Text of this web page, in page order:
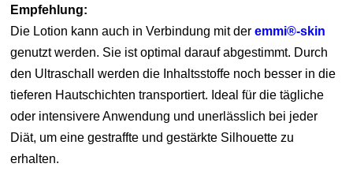
Empfehlung:
Die Lotion kann auch in Verbindung mit deremmi®-skin
genutzt werden. Sie ist optimal darauf abgestimmt. Durch
den Ultraschall werden die Inhaltsstoffe noch besser in die
tieferen Hautschichten transportiert. Ideal für die tägliche
oder intensivere Anwendung und unerlässlich bei jeder
Diät, um eine gestraffte und gestärkte Silhouette zu
erhalten.